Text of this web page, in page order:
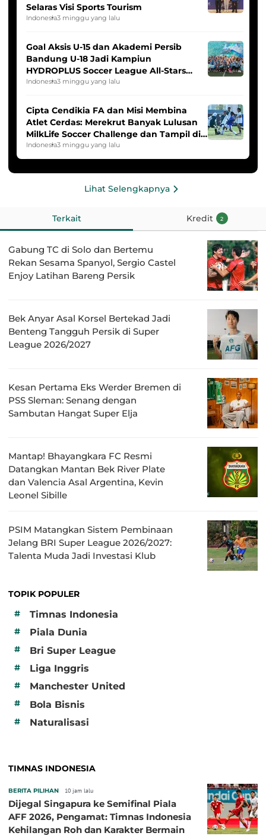
Selaras Visi Sports Tourism
Indonesia3 minggu yang lalu
Goal Aksis U-15 dan Akademi Persib
Bandung U-18 Jadi Kampiun
HYDROPLUS Soccer League All-Stars
2025/2026
Indonesia3 minggu yang lalu
Cipta Cendikia FA dan Misi Membina
Atlet Cerdas: Merekrut Banyak Lulusan
MilkLife Soccer Challenge dan Tampil di
HYDROPLUS Soccer League
Indonesia3 minggu yang lalu
Lihat Selengkapnya
Terkait Kredit 2
Gabung TC di Solo dan Bertemu
Rekan Sesama Spanyol, Sergio Castel
Enjoy Latihan Bareng Persik
Bek Anyar Asal Korsel Bertekad Jadi
Benteng Tangguh Persik di Super
League 2026/2027
Kesan Pertama Eks Werder Bremen di
PSS Sleman: Senang dengan
Sambutan Hangat Super Elja
Mantap! Bhayangkara FC Resmi
Datangkan Mantan Bek River Plate
dan Valencia Asal Argentina, Kevin
Leonel Sibille
PSIM Matangkan Sistem Pembinaan
Jelang BRI Super League 2026/2027:
Talenta Muda Jadi Investasi Klub
TOPIK POPULER
#
Timnas Indonesia
# Piala Dunia
# Bri Super League
# Liga Inggris
# Manchester United
# Bola Bisnis
# Naturalisasi
TIMNAS INDONESIA
BERITA PILIHAN 10 jam lalu
Dijegal Singapura ke Semifinal Piala
AFF 2026, Pengamat: Timnas Indonesia
Kehilangan Roh dan Karakter Bermain